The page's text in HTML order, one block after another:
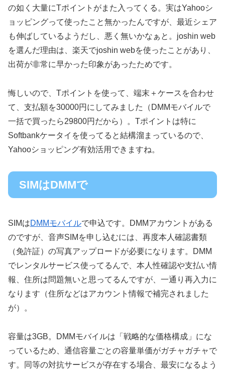
の如く大量にTポイントがまた入ってくる。実はYahooシ
ョッピングって使ったこと無かったんですが、最近シェア
も伸ばしているようだし、悪く無いかなぁと。joshin web
を選んだ理由は、楽天でjoshin webを使ったことがあり、
出荷が非常に早かった印象があったためです。
悔しいので、Tポイントを使って、端末＋ケースを合わせ
て、支払額を30000円にしてみました（DMMモバイルで
一括で買ったら29800円だから）。Tポイントは特に
Softbankケータイを使ってると結構溜まっているので、
Yahooショッピング有効活用できますね。
SIMはDMMで
SIMはDMMモバイルで申込です。DMMアカウントがある
のですが、音声SIMを申し込むには、再度本人確認書類
（免許証）の写真アップロードが必要になります。DMM
でレンタルサービス使ってるんで、本人性確認や支払い情
報、住所は問題無いと思ってるんですが、一通り再入力に
なります（住所などはアカウント情報で補完されました
が）。
容量は3GB。DMMモバイルは「戦略的な価格構成」にな
っているため、通信容量ごとの容量単価がガチャガチャで
す。同等の対抗サービスが存在する場合、最安になるよう